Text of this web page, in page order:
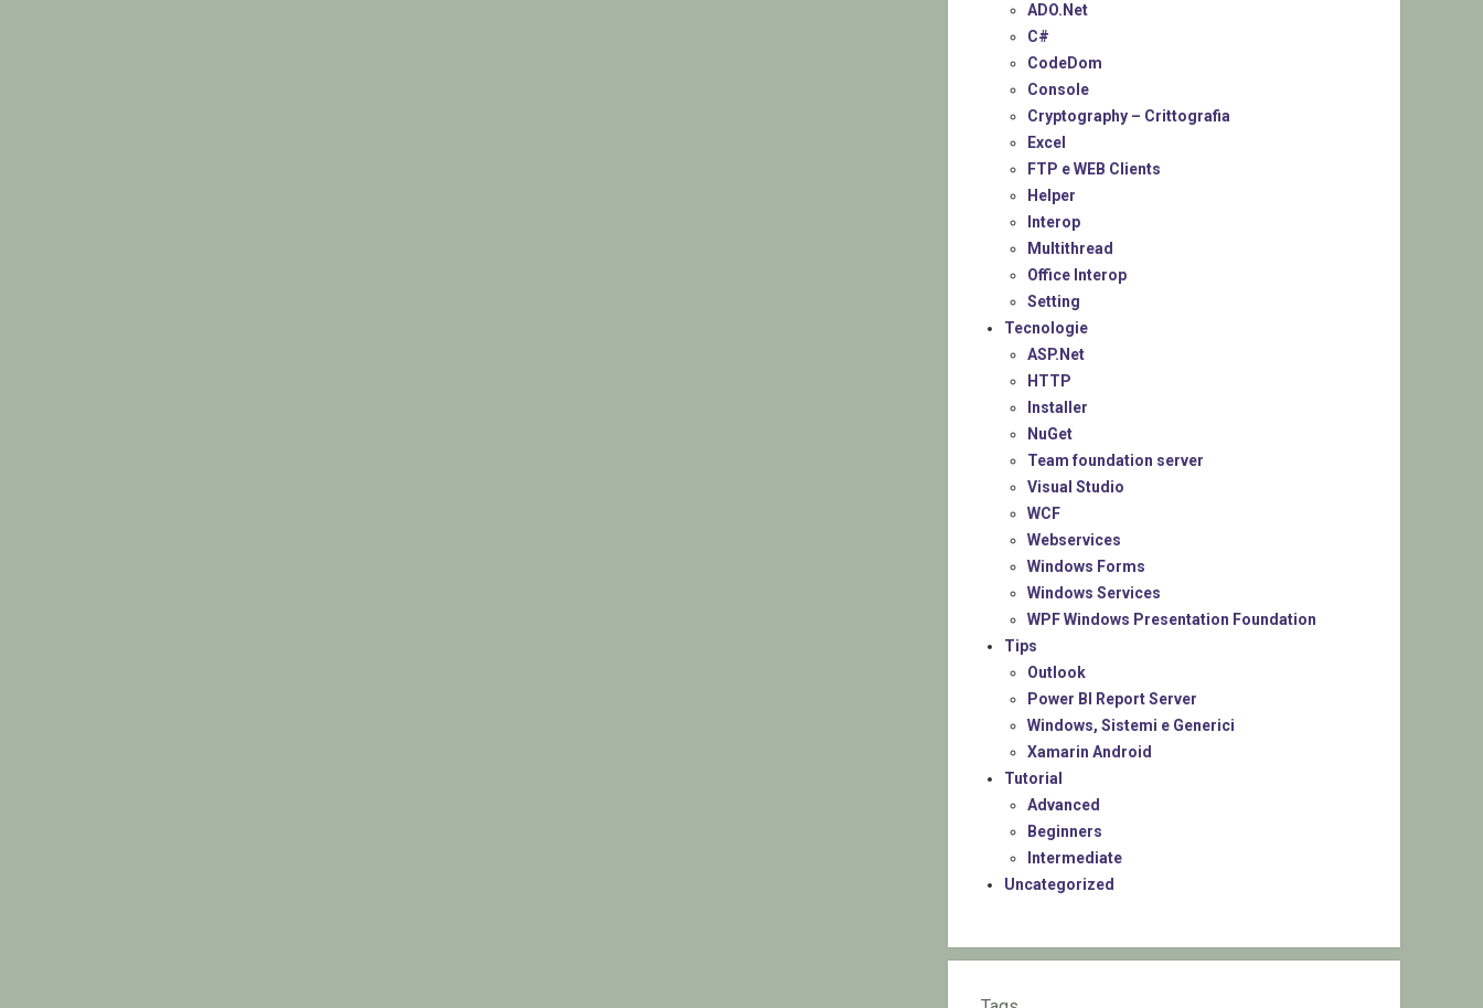
ADO.Net
C#
CodeDom
Console
Cryptography – Crittografia
Excel
FTP e WEB Clients
Helper
Interop
Multithread
Office Interop
Setting
Tecnologie
ASP.Net
HTTP
Installer
NuGet
Team foundation server
Visual Studio
WCF
Webservices
Windows Forms
Windows Services
WPF Windows Presentation Foundation
Tips
Outlook
Power BI Report Server
Windows, Sistemi e Generici
Xamarin Android
Tutorial
Advanced
Beginners
Intermediate
Uncategorized